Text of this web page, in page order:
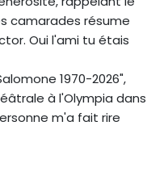
camarades résume
Oui l'ami tu étais
1970-2026",
à l'Olympia dans
m'a fait rire